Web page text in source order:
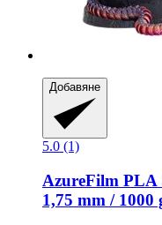
Добавяне
5.0 (1)
AzureFilm PLA
1,75 mm / 1000